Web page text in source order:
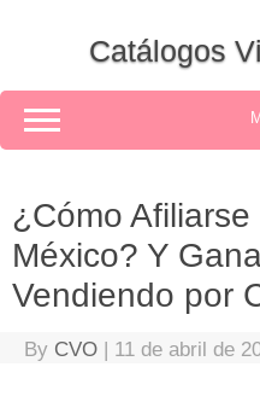
Catálogos
¿Cómo
México? Y
Vendiendo por
By CVO | 11 de abril de